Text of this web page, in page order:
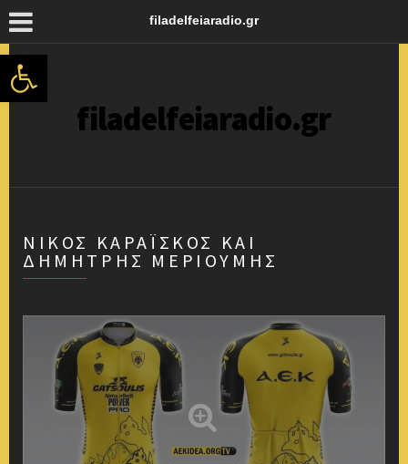
Ανοίξτε τη γραμμή εργαλείων
filadelfeiaradio.gr
filadelfeiaradio.gr
ΝΊΚΟΣ ΚΑΡΑΪΣΚΟΣ ΚΑΙ
ΔΗΜΉΤΡΗΣ ΜΕΡΙΟΎΜΗΣ